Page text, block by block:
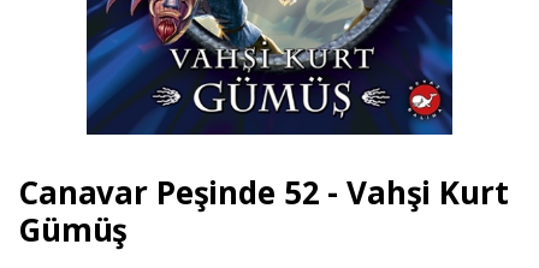
Canavar Peşinde 52 - Vahşi Kurt
Gümüş